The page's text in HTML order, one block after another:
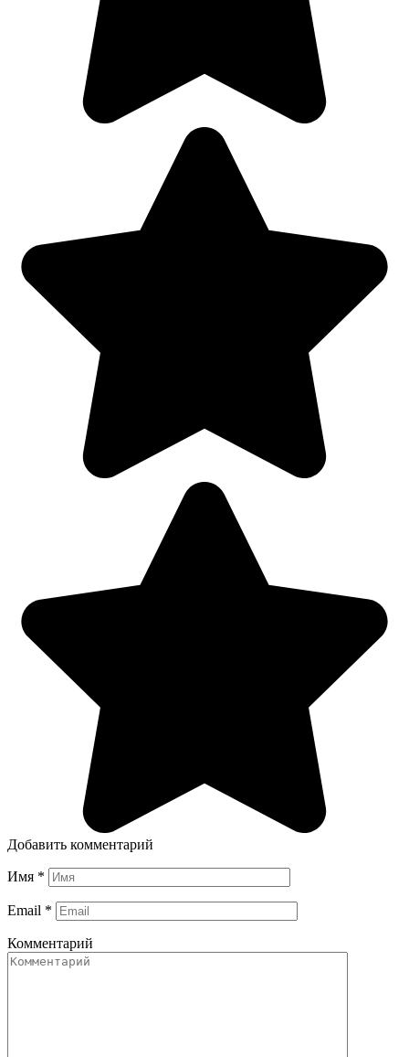
Добавить комментарий
Имя *
Email *
Комментарий